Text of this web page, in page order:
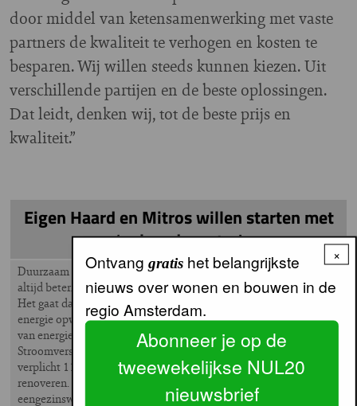
door middel van ketensamenwerking met vaste
partners de kwaliteit te verhogen en kosten te
besparen. Wij willen steeds kunnen kiezen. Uit
verschillende partijen en de beste oplossingen.
Dat leidt, denken wij, tot de beste prijs en
kwaliteit.”
Eigen Haard en Mitros willen starten met
‘nul op de meter'
Duurzaam renoveren naar energielabel A is één, maar het kan
altijd beter. Dan hebben we de nieuwste trend: nul-op-de-meter.
Het gaat dan om woningen die in een kalenderjaar net zoveel
energie opwekken als verbruiken. Dat kan door een combinatie
van energie besparen en opwekken. Onder de noemer van De
Stroomversnelling hebben vier bouwers en zes corporaties zich
verplicht 111.000 huurwoningen tot energieneutrale huizen te
renoveren. Tot dusver hebben deze partijen zich gestort op
eengezinswoningen.
×
Ontvang gratishet belangrijkste
nieuws over wonen en bouwen in de
regio Amsterdam.
Abonneer je op de
tweewekelijkse NUL20
nieuwsbrief